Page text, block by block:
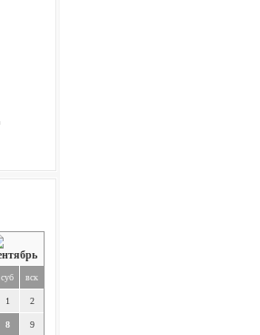
суб вск
1 2
8 9